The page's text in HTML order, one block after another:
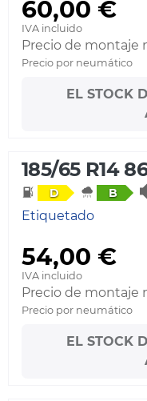
60,00 €
IVA incluido
Precio de montaje
Precio por neumático
EL STOCK
185/65 R14
D B
Etiquetado
54,00 €
IVA incluido
Precio de montaje
Precio por neumático
EL STOCK